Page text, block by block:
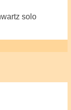
solo